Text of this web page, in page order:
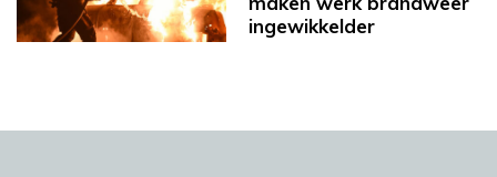
ingewikkelder